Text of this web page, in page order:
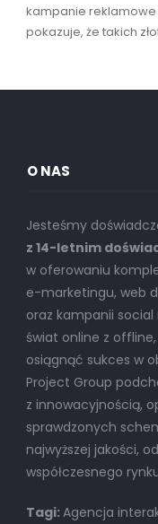
kampanie
pokazuje, że takich
O NAS
Jesteśmy
z 14-letnim
w oferowaniu
e-marketingu, web
oraz kampanii social
świat online z
osiągnąć sukces w
Project Group
z innowacyjnością,
sprawdzonych
najwyższej jakości,
współczesnego
Tagi:Agencja